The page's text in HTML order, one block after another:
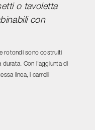
o tavoletta
con
rotondi sono costruiti
durata. Con l'aggiunta di
linea, i carrelli